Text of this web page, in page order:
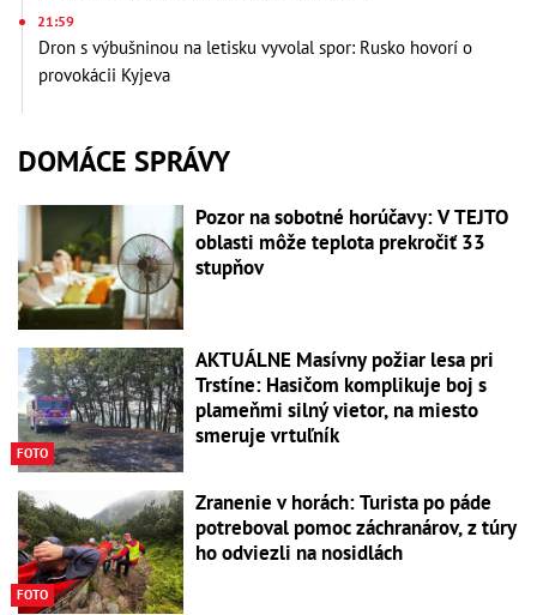
21:59
Dron s výbušninou na letisku vyvolal spor: Rusko hovorí o
provokácii Kyjeva
DOMÁCE SPRÁVY
Pozor na sobotné horúčavy: V TEJTO
oblasti môže teplota prekročiť 33
stupňov
FOTO
AKTUÁLNE Masívny požiar lesa pri
Trstíne: Hasičom komplikuje boj s
plameňmi silný vietor, na miesto
smeruje vrtuľník
FOTO
Zranenie v horách: Turista po páde
potreboval pomoc záchranárov, z túry
ho odviezli na nosidlách